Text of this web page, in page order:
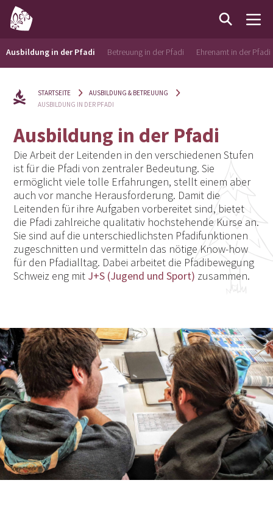
Ausbildung in der Pfadi Betreuung in der Pfadi Ehrenamt in der Pfadi
STARTSEITE
AUSBILDUNG & BETREUUNG
AUSBILDUNG IN DER PFADI
Ausbildung in der Pfadi
Die Arbeit der Leitenden in den verschiedenen Stufen
ist für die Pfadi von zentraler Bedeutung. Sie
ermöglicht viele tolle Erfahrungen, stellt einem aber
auch vor manche Herausforderung. Damit die
Leitenden für ihre Aufgaben vorbereitet sind, bietet
die Pfadi zahlreiche qualitativ hochstehende Kurse an.
Sie sind auf die unterschiedlichsten Pfadifunktionen
zugeschnitten und vermitteln das nötige Know-how
für den Pfadialltag. Dabei arbeitet die Pfadibewegung
Schweiz eng mit J+S (Jugend und Sport) zusammen.